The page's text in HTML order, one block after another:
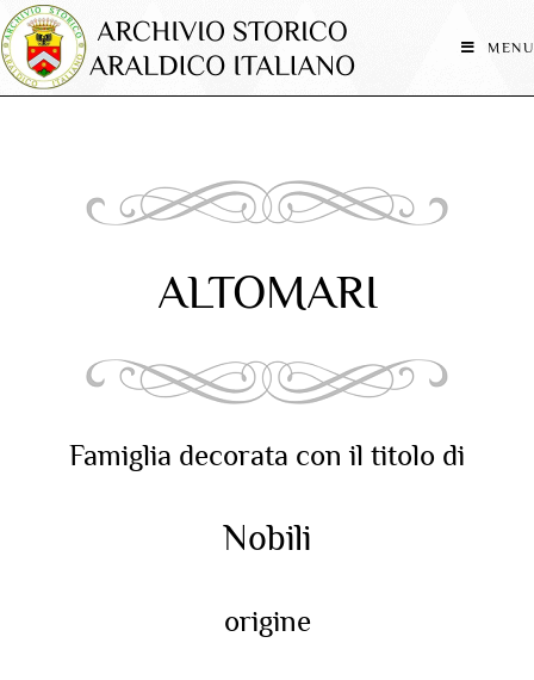
MENU
ALTOMARI
Famiglia decorata con il titolo di
Nobili
origine